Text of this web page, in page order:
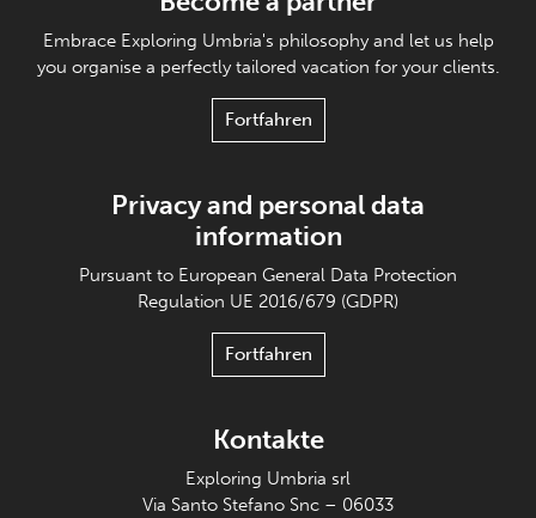
Embrace Exploring Umbria's philosophy and let us help
you organise a perfectly tailored vacation for your clients.
Fortfahren
Privacy and personal data
information
Pursuant to European General Data Protection
Regulation UE 2016/679 (GDPR)
Fortfahren
Kontakte
Exploring Umbria srl
Via Santo Stefano Snc – 06033